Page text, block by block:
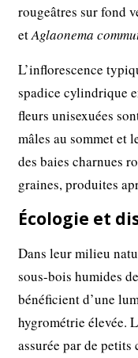
rougeâtres sur fond
etAglaonema
L’inflorescence
spadice cylindrique
fleurs unisexuées
mâles au sommet et
des baies charnues
graines, produites
Écologie et
Dans leur milieu
sous-bois humides
bénéficient d’une
hygrométrie élevée.
assurée par de